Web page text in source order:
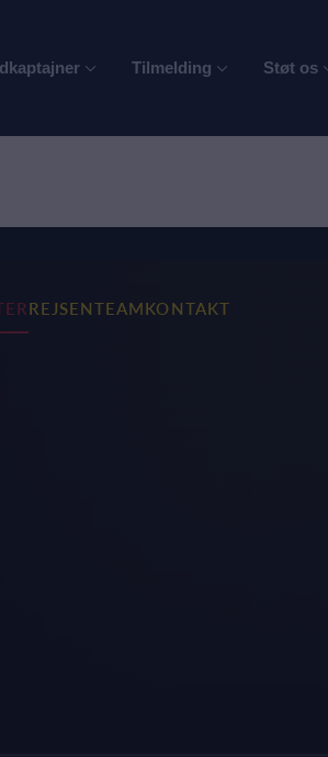
Tilmelding Støt os
REJSENTEAMKONTAKT